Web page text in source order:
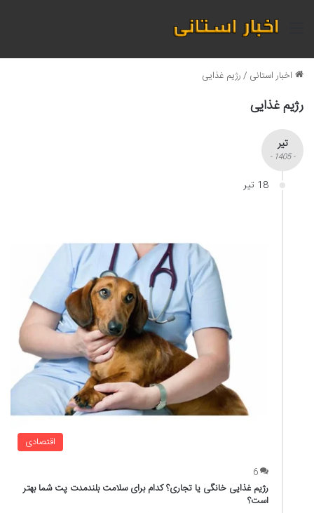
منو
اخبار استانی /رژیم غذایی
رژیم غذایی
تیر
- 1405 -
18 تیر
اقتصادی
6
رژیم غذایی خانگی یا تجاری؟ کدام برای سلامت بلندمدت پت شما بهتر
است؟